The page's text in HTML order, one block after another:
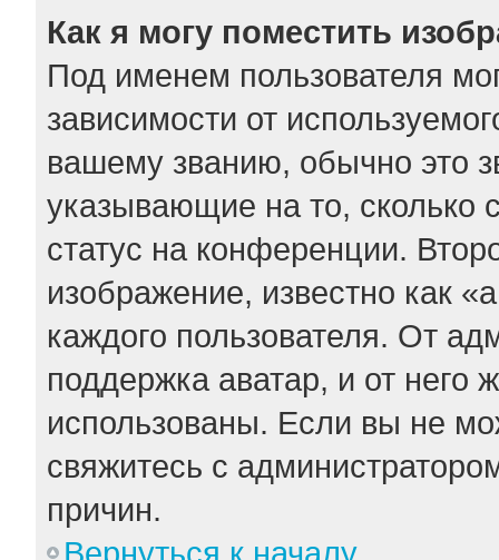
Как я могу поместить
Под именем пользователя
зависимости от
вашему званию, обычно это
указывающие на то,
статус на конференции.
изображение, известно как
каждого пользователя. От
поддержка аватар, и от него
использованы. Если вы не
свяжитесь с
причин.